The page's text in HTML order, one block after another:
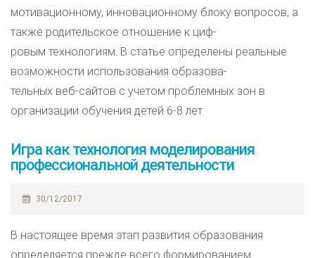
мотивационному, инновационному блоку вопросов, а
также родительское отношение к циф-
ровым технологиям. В статье определены реальные
возможности использования образова-
тельных веб-сайтов с учетом проблемных зон в
организации обучения детей 6-8 лет.
Игра как технология моделирования
профессиональной деятельности
30/12/2017
В настоящее время этап развития образования
определяется прежде всего формированием